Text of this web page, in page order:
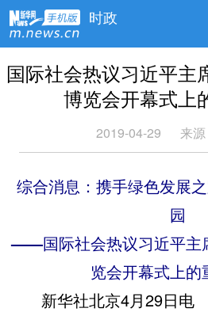
时政
国际社会热议习近平主
博览会开幕式上
2019-04-29 来
综合消息：携手绿色发展
园
——国际社会热议习近平主
览会开幕式上的
新华社北京4月29日电